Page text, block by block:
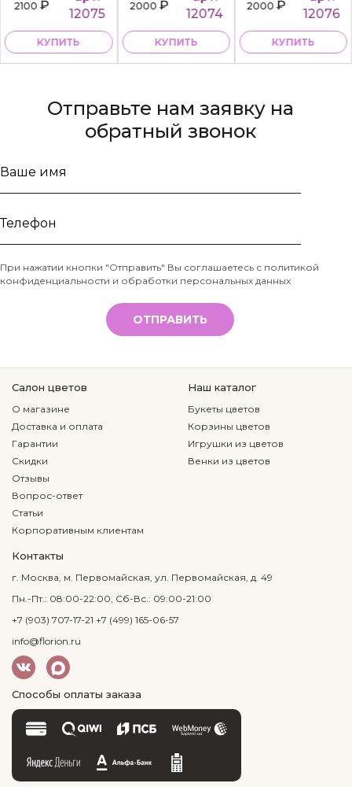
2100₽
12075
КУПИТЬ
2000₽
12074
КУПИТЬ
2000₽
12076
КУПИТЬ
Отправьте нам заявку на
обратный звонок
Ваше
Телефон
*
При нажатии кнопки "Отправить" Вы соглашаетесь с политикой
конфиденциальности и обработки персональных данных
ОТПРАВИТЬ
Салон цветов
О магазине
Доставка и оплата
Гарантии
Скидки
Отзывы
Вопрос-ответ
Статьи
Корпоративным клиентам
Наш каталог
Букеты цветов
Корзины цветов
Игрушки из цветов
Венки из цветов
Контакты
г. Москва, м. Первомайская, ул. Первомайская, д. 49
Пн.-Пт.: 08:00-22:00, Сб-Вс.: 09:00-21:00
+7 (903) 707-17-21 +7 (499) 165-06-57
info@florion.ru
Способы оплаты заказа